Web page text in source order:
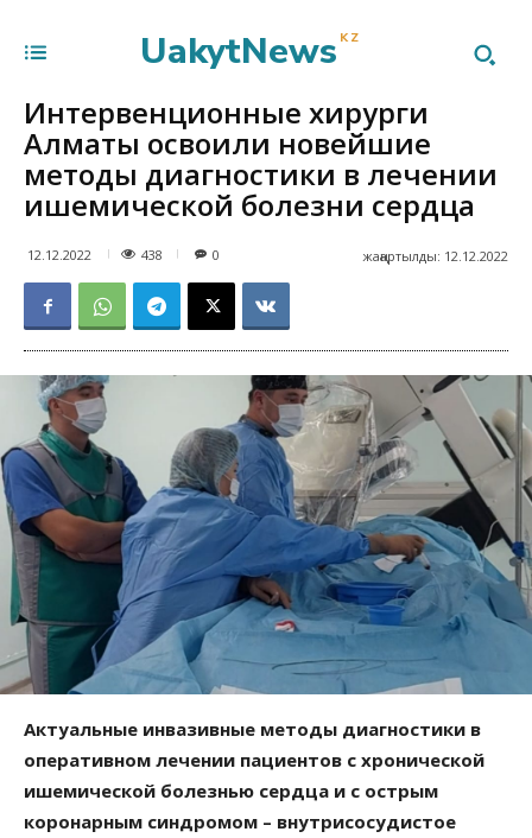
UakytNews KZ
Интервенционные хирурги
Алматы освоили новейшие
методы диагностики в лечении
ишемической болезни сердца
12.12.2022 438 жаңартылды: 12.12.2022
0
Актуальные инвазивные методы диагностики в
оперативном лечении пациентов с хронической
ишемической болезнью сердца и с острым
коронарным синдромом – внутрисосудистое